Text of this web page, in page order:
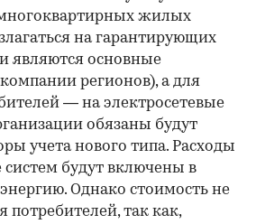
многоквартирных жилых
на гарантирующих
являются основные
регионов), а для
— на электросетевые
обязаны будут
учета нового типа. Расходы
будут включены в
Однако стоимость не
потребителей, так как,